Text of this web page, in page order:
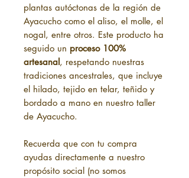
plantas autóctonas de la región de
Ayacucho como el aliso, el molle, el
nogal, entre otros. Este producto ha
seguido un proceso 100%
artesanal, respetando nuestras
tradiciones ancestrales, que incluye
el hilado, tejido en telar, teñido y
bordado a mano en nuestro taller
de Ayacucho.
Recuerda que con tu compra
ayudas directamente a nuestro
propósito social (no somos